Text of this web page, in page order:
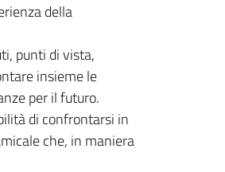
della
punti di vista,
insieme le
per il futuro.
di confrontarsi in
che, in maniera